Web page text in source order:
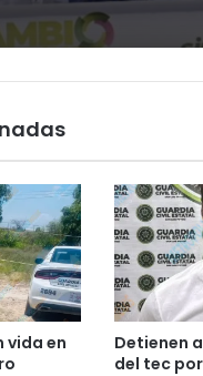
vida en
Detienen
del tec